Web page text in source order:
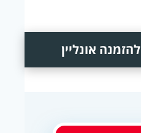
להזמנה אונליין